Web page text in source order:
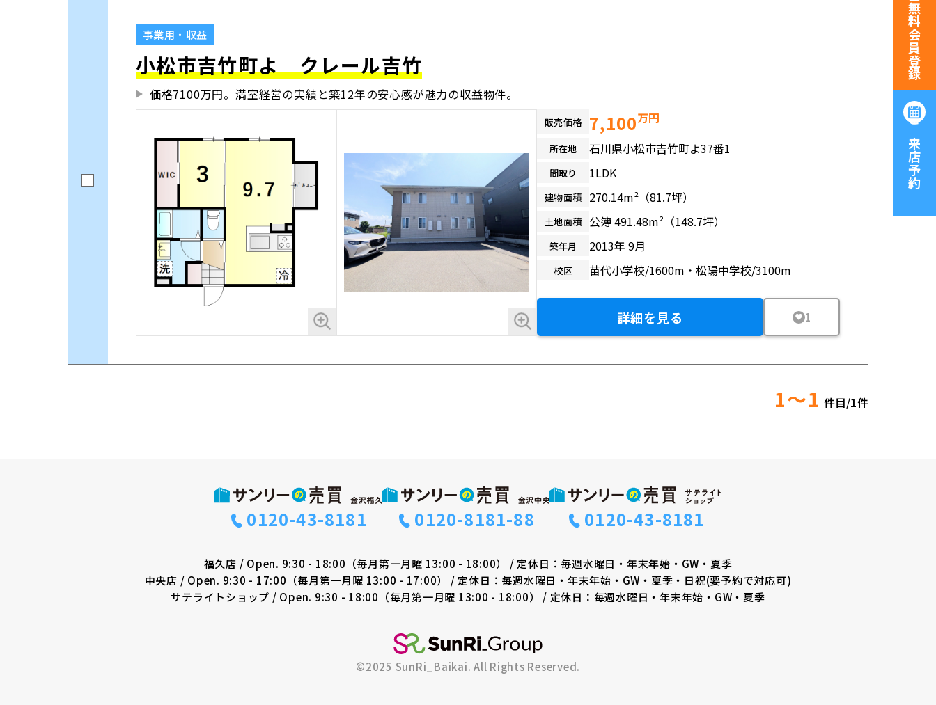
無料会員登録
ご来店予約
事業用・収益
小松市吉竹町よ クレール吉竹
価格7100万円。満室経営の実績と築12年の安心感が魅力の収益物件。
販売価格 7,100万円
所在地 石川県小松市吉竹町よ37番1
間取り 1LDK
建物面積 270.14m²（81.7坪）
土地面積 公簿 491.48m²（148.7坪）
築年月 2013年 9月
校区 苗代小学校/1600m・松陽中学校/3100m
詳細を見る 1
1～1 件目/1件
0120-43-8181 0120-8181-88 0120-43-8181
福久店 / Open. 9:30 - 18:00（毎月第一月曜 13:00 - 18:00） / 定休日：毎週水曜日・年末年始・GW・夏季
中央店 / Open. 9:30 - 17:00（毎月第一月曜 13:00 - 17:00） / 定休日：毎週水曜日・年末年始・GW・夏季・日祝(要予約で対応可)
サテライトショップ / Open. 9:30 - 18:00（毎月第一月曜 13:00 - 18:00） / 定休日：毎週水曜日・年末年始・GW・夏季
©2025 SunRi_Baikai. All Rights Reserved.